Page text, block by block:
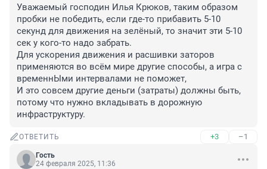
Уважаемый господин Илья Крюков, таким образом
пробки не победить, если где-то прибавить 5-10
секунд для движения на зелёный, то значит эти 5-10
сек у кого-то надо забрать.
Для ускорения движения и расшивки заторов
применяются во всём мире другие способы, а игра с
временнЫми интервалами не поможет,
И это совсем другие деньги (затраты) должны быть,
потому что нужно вкладывать в дорожную
инфраструктуру.
ОТВЕТИТЬ +3 –1
Гость
24 февраля 2025, 11:36